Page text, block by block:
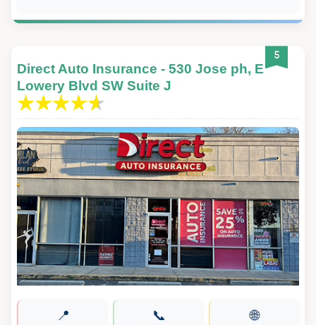
5
Direct Auto Insurance - 530 Jose ph, E
Lowery Blvd SW Suite J
📍 📞 🌐